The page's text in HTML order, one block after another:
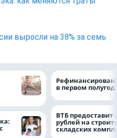
выросли на 38% за семь
в первом
ВТБ предоставит
рублей на
складских